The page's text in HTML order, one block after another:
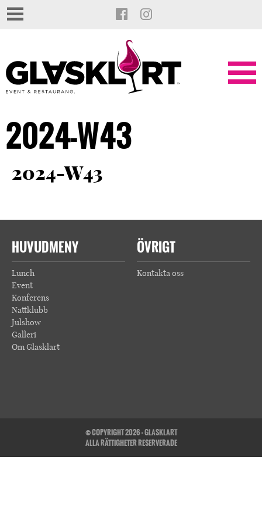
2024-W43
2024-W43
HUVUDMENY
Lunch
Event
Konferens
Nattklubb
Julshow
Galleri
Om Glasklart
ÖVRIGT
Kontakta oss
© COPYRIGHT 2026 - GLASKLART
ALLA RÄTTIGHETER RESERVERADE